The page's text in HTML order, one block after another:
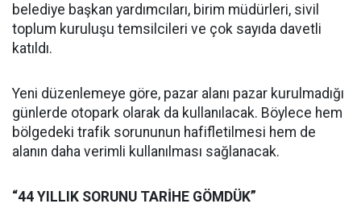
belediye başkan yardımcıları, birim müdürleri, sivil
toplum kuruluşu temsilcileri ve çok sayıda davetli
katıldı.
Yeni düzenlemeye göre, pazar alanı pazar kurulmadığı
günlerde otopark olarak da kullanılacak. Böylece hem
bölgedeki trafik sorununun hafifletilmesi hem de
alanın daha verimli kullanılması sağlanacak.
“44 YILLIK SORUNU TARİHE GÖMDÜK”